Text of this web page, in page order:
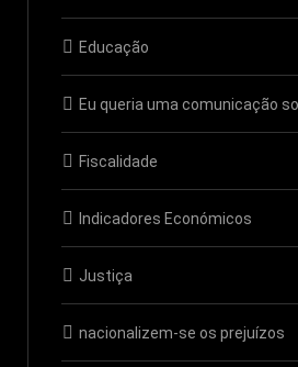
Educação
Eu queria uma comunicação
Fiscalidade
Indicadores Económicos
Justiça
nacionalizem-se os prejuízos